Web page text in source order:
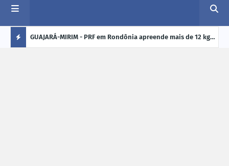
kg de GUAJARÁ-MIRIM - PRF em Rondônia apreende mais de 12 kg